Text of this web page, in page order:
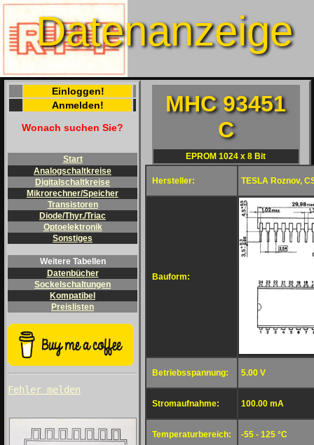
Datenanzeige
Einloggen!
Anmelden!
Wonach suchen Sie?
Start
Analogschaltkreise
Digitalschaltkreise
Mikrorechner/Speicher
Transistoren
Diode/Thyr./Triac
Optoelektronik
Sonstiges
Weitere Tabellen
Datenbücher
Sockelschaltungen
Kompatibel
Preislisten
Fehler melden
MHC 93451
C
EPROM 1024 x 8 Bit
Hersteller: TESLA Roznov,
Bauform:
Betriebsspannung: 5.00 V
Stromaufnahme: 100.00 mA
Temperaturbereich: -55 - 125 °C